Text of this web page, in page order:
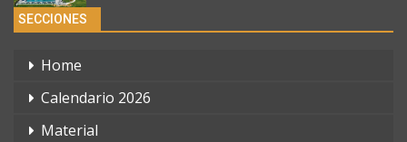
SECCIONES
Home
Calendario 2026
Material